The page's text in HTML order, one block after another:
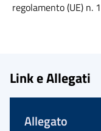
regolamento (UE) n.
Link e Allegati
Allegato